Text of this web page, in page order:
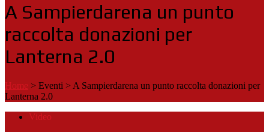
A Sampierdarena un punto
raccolta donazioni per
Lanterna 2.0
Home > Eventi > A Sampierdarena un punto raccolta donazioni per
Lanterna 2.0
Video